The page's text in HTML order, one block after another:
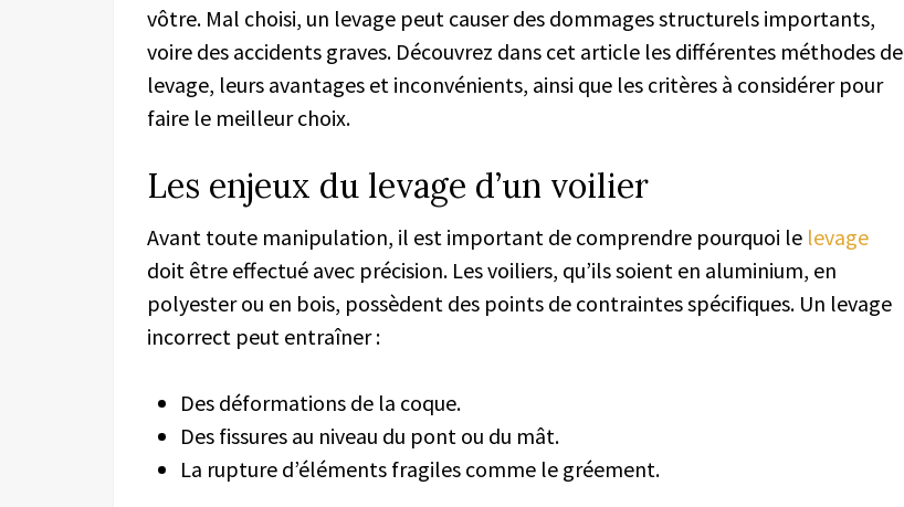
vôtre. Mal choisi, un levage peut causer des dommages structurels importants,
voire des accidents graves. Découvrez dans cet article les différentes méthodes de
levage, leurs avantages et inconvénients, ainsi que les critères à considérer pour
faire le meilleur choix.
Les enjeux du levage d’un voilier
Avant toute manipulation, il est important de comprendre pourquoi le levage
doit être effectué avec précision. Les voiliers, qu’ils soient en aluminium, en
polyester ou en bois, possèdent des points de contraintes spécifiques. Un levage
incorrect peut entraîner :
Des déformations de la coque.
Des fissures au niveau du pont ou du mât.
La rupture d’éléments fragiles comme le gréement.